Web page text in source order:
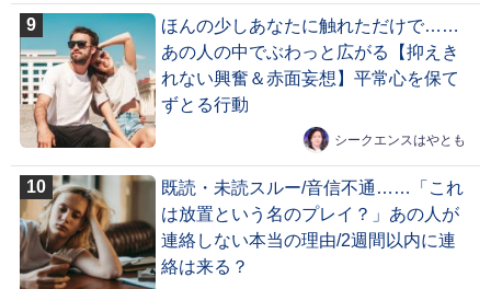
ほんの少しあなたに触れただけで……
あの人の中でぶわっと広がる【抑えき
れない興奮＆赤面妄想】平常心を保て
ずとる行動
シークエンスはやとも
既読・未読スルー/音信不通……「これ
は放置という名のプレイ？」あの人が
連絡しない本当の理由/2週間以内に連
絡は来る？